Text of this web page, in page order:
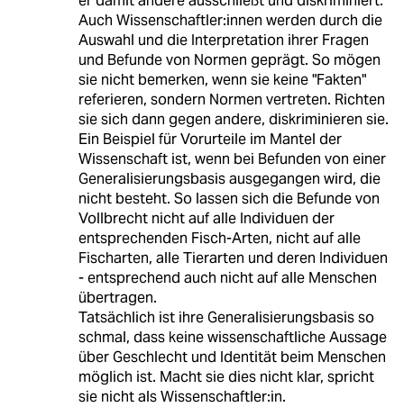
Auch Wissenschaftler:innen werden durch die
Auswahl und die Interpretation ihrer Fragen
und Befunde von Normen geprägt. So mögen
sie nicht bemerken, wenn sie keine "Fakten"
referieren, sondern Normen vertreten. Richten
sie sich dann gegen andere, diskriminieren sie.
Ein Beispiel für Vorurteile im Mantel der
Wissenschaft ist, wenn bei Befunden von einer
Generalisierungsbasis ausgegangen wird, die
nicht besteht. So lassen sich die Befunde von
Vollbrecht nicht auf alle Individuen der
entsprechenden Fisch-Arten, nicht auf alle
Fischarten, alle Tierarten und deren Individuen
- entsprechend auch nicht auf alle Menschen
übertragen.
Tatsächlich ist ihre Generalisierungsbasis so
schmal, dass keine wissenschaftliche Aussage
über Geschlecht und Identität beim Menschen
möglich ist. Macht sie dies nicht klar, spricht
sie nicht als Wissenschaftler:in.